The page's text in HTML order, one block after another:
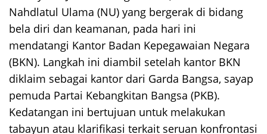
Nahdlatul Ulama (NU) yang bergerak di bidang
bela diri dan keamanan, pada hari ini
mendatangi Kantor Badan Kepegawaian Negara
(BKN). Langkah ini diambil setelah kantor BKN
diklaim sebagai kantor dari Garda Bangsa, sayap
pemuda Partai Kebangkitan Bangsa (PKB).
Kedatangan ini bertujuan untuk melakukan
tabayun atau klarifikasi terkait seruan konfrontasi